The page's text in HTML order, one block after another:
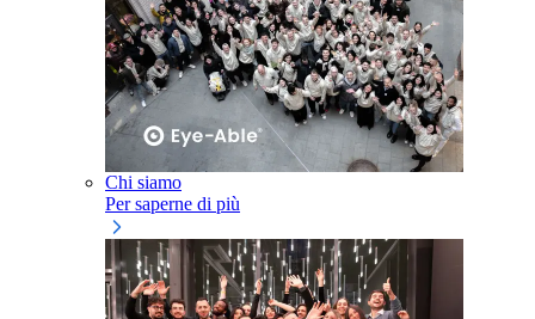
Chi siamo
Per saperne di più